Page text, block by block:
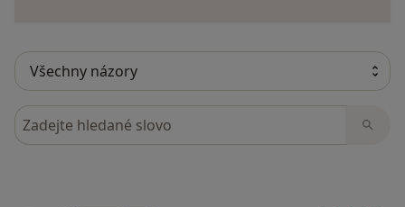
Hledejte v názorech